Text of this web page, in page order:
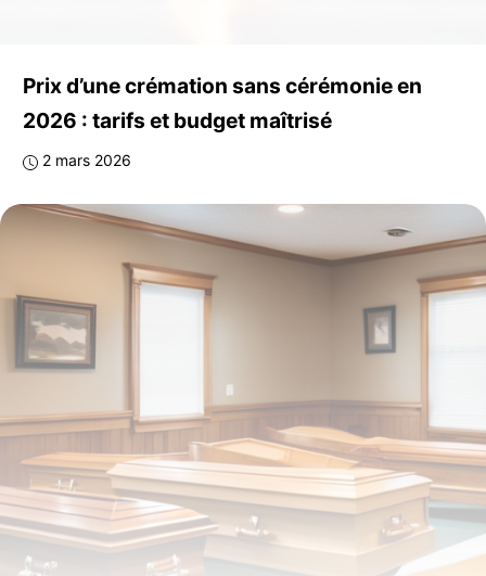
Prix d’une crémation sans cérémonie en
2026 : tarifs et budget maîtrisé
2 mars 2026